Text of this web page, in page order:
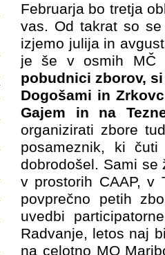
Februarja bo tretja
vas. Od takrat so
izjemo julija in
je še v osmih
pobudnici zborov,
Dogošami in
Gajem in na
organizirati zbore
posameznik, ki
dobrodošel. Sami se
v prostorih CAAP, v
povprečno petih
uvedbi
Radvanje, letos naj
na celotno MO